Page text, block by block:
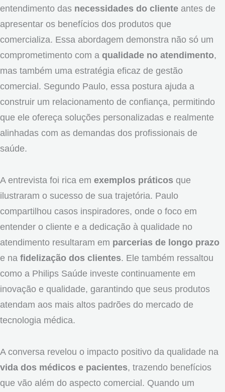
entendimento das necessidades do cliente antes de
apresentar os benefícios dos produtos que
comercializa. Essa abordagem demonstra não só um
comprometimento com a qualidade no atendimento,
mas também uma estratégia eficaz de gestão
comercial. Segundo Paulo, essa postura ajuda a
construir um relacionamento de confiança, permitindo
que ele ofereça soluções personalizadas e realmente
alinhadas com as demandas dos profissionais de
saúde.
A entrevista foi rica em exemplos práticos que
ilustraram o sucesso de sua trajetória. Paulo
compartilhou casos inspiradores, onde o foco em
entender o cliente e a dedicação à qualidade no
atendimento resultaram em parcerias de longo prazo
e na fidelização dos clientes. Ele também ressaltou
como a Philips Saúde investe continuamente em
inovação e qualidade, garantindo que seus produtos
atendam aos mais altos padrões do mercado de
tecnologia médica.
A conversa revelou o impacto positivo da qualidade na
vida dos médicos e pacientes, trazendo benefícios
que vão além do aspecto comercial. Quando um